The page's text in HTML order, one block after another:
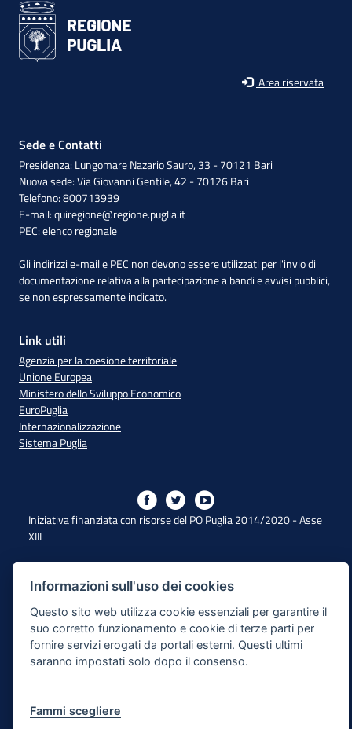
Area riservata
Sede e Contatti
Presidenza: Lungomare Nazario Sauro, 33 - 70121 Bari
Nuova sede: Via Giovanni Gentile, 42 - 70126 Bari
Telefono: 800713939
E-mail:quiregione@regione.puglia.it
PEC:elenco regionale
Gli indirizzi e-mail e PEC non devono essere utilizzati per l'invio di
documentazione relativa alla partecipazione a bandi e avvisi pubblici,
se non espressamente indicato.
Link utili
Agenzia per la coesione territoriale
Unione Europea
Ministero dello Sviluppo Economico
EuroPuglia
Internazionalizzazione
Sistema Puglia
Iniziativa finanziata con risorse del PO Puglia 2014/2020 - Asse
XIII
Dichiarazione di Accessibilità
Note Legali
Cookie e Privacy
Mappa del sito
Informazioni sull'uso dei cookies
Questo sito web utilizza cookie essenziali per garantire il
suo corretto funzionamento e cookie di terze parti per
fornire servizi erogati da portali esterni. Questi ultimi
saranno impostati solo dopo il consenso.
Fammi scegliere